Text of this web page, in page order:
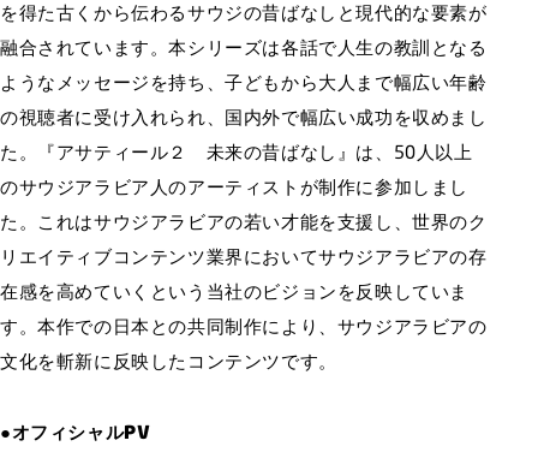
を得た古くから伝わるサウジの昔ばなしと現代的な要素が
融合されています。本シリーズは各話で人生の教訓となる
ようなメッセージを持ち、子どもから大人まで幅広い年齢
の視聴者に受け入れられ、国内外で幅広い成功を収めまし
た。『アサティール２ 未来の昔ばなし』は、50人以上
のサウジアラビア人のアーティストが制作に参加しまし
た。これはサウジアラビアの若い才能を支援し、世界のク
リエイティブコンテンツ業界においてサウジアラビアの存
在感を高めていくという当社のビジョンを反映していま
す。本作での日本との共同制作により、サウジアラビアの
文化を斬新に反映したコンテンツです。
●オフィシャルPV